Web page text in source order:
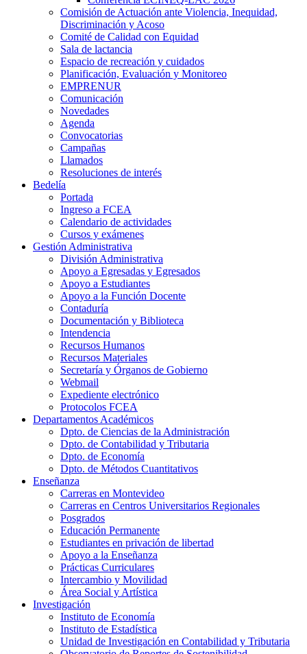
Comisión de Actuación ante Violencia, Inequidad,
Discriminación y Acoso
Comité de Calidad con Equidad
Sala de lactancia
Espacio de recreación y cuidados
Planificación, Evaluación y Monitoreo
EMPRENUR
Comunicación
Novedades
Agenda
Convocatorias
Campañas
Llamados
Resoluciones de interés
Bedelía
Portada
Ingreso a FCEA
Calendario de actividades
Cursos y exámenes
Gestión Administrativa
División Administrativa
Apoyo a Egresadas y Egresados
Apoyo a Estudiantes
Apoyo a la Función Docente
Contaduría
Documentación y Biblioteca
Intendencia
Recursos Humanos
Recursos Materiales
Secretaría y Órganos de Gobierno
Webmail
Expediente electrónico
Protocolos FCEA
Departamentos Académicos
Dpto. de Ciencias de la Administración
Dpto. de Contabilidad y Tributaria
Dpto. de Economía
Dpto. de Métodos Cuantitativos
Enseñanza
Carreras en Montevideo
Carreras en Centros Universitarios Regionales
Posgrados
Educación Permanente
Estudiantes en privación de libertad
Apoyo a la Enseñanza
Prácticas Curriculares
Intercambio y Movilidad
Área Social y Artística
Investigación
Instituto de Economía
Instituto de Estadística
Unidad de Investigación en Contabilidad y Tributaria